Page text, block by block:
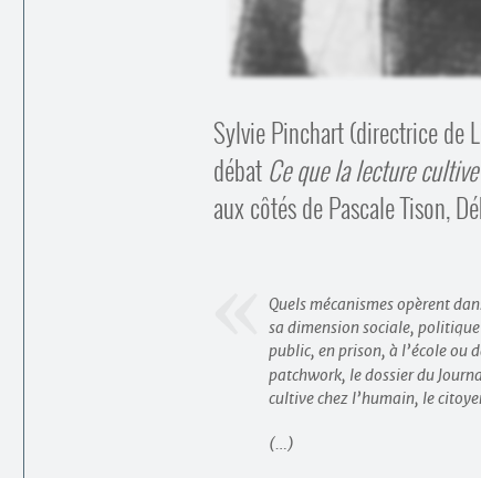
Sylvie Pinchart (directrice de
débat Ce que la lecture cultive
aux côtés de Pascale Tison,
Quels mécanismes opèrent
sa dimension sociale,
public, en prison, à l’école ou
patchwork, le dossier du
cultive chez l’humain, le
(…)